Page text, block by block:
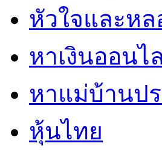
หัวใจและหล
หาเงินออนไ
หาแม่บ้านป
หุ้นไทย